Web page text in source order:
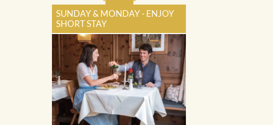
SUNDAY & MONDAY - ENJOY
SHORT STAY